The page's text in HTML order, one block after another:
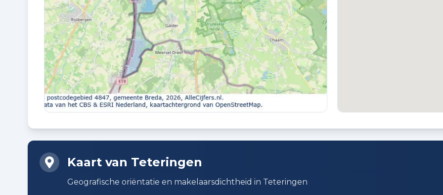
Buitenruimte en parkeren
BUITENRUIMTE
Aan drukke weg en in woonwijk
TUIN
Achtertuin en voortuin
PARKEREN
Kaart van Teteringen
Geografische oriëntatie en makelaarsdichtheid in Teteringen